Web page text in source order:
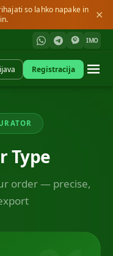
so lahko napake in
✕
IMO
Registracija
Type
order — precise,